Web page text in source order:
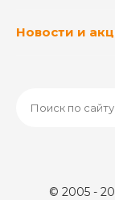
Новости и
© 2005 -